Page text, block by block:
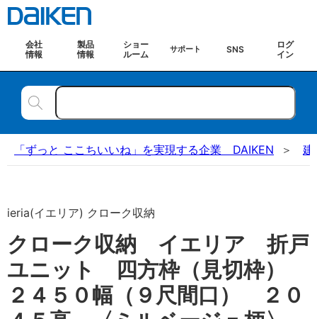
会社
情報
製品
情報
ショー
ルーム
サポート SNS
ログ
イン
「ずっと ここちいいね」を実現する企業 DAIKEN 建
ieria(イエリア) クローク収納
クローク収納 イエリア 折戸
ユニット 四方枠（見切枠）
２４５０幅（９尺間口） ２０